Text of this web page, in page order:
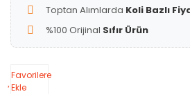
Toptan Alımlarda Koli Bazlı
%100 Orijinal Sıfır Ürün
Favorilere
Ekle